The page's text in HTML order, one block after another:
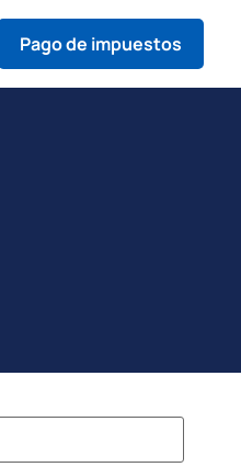
Pago de impuestos